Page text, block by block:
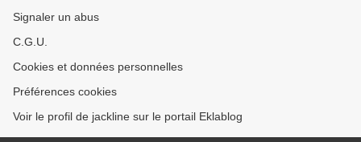
Signaler un abus
C.G.U.
Cookies et données personnelles
Préférences cookies
Voir le profil de jackline sur le portail Eklablog